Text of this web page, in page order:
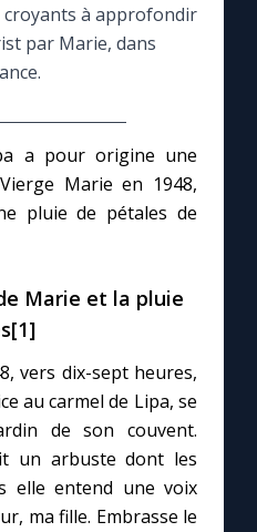
à approfondir
par Marie, dans
a pour origine une
Marie en 1948,
pluie de pétales de
Marie et la pluie
vers dix-sept heures,
au carmel de Lipa, se
de son couvent.
un arbuste dont les
elle entend une voix
ma fille. Embrasse le